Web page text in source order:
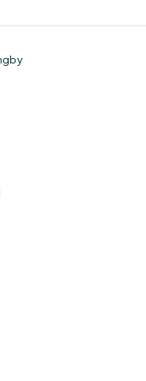
5 ladestandere i Lyngby